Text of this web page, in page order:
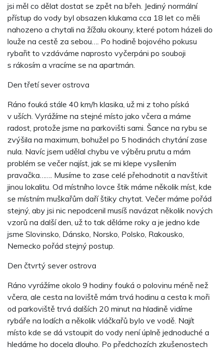
jsi měl co dělat dostat se zpět na břeh. Jediný normální
přístup do vody byl obsazen klukama cca 18 let co měli
nahozeno a chytali na žížalu okouny, které potom házeli do
louže na cestě za sebou…. Po hodině bojového pokusu
rybařit to vzdáváme naprosto vyčerpáni po souboji
s rákosím a vracíme se na apartmán.
Den třetí sever ostrova
Ráno fouká stále 40 km/h klasika, už mi z toho píská
v uších. Vyrážíme na stejné místo jako včera a máme
radost, protože jsme na parkovišti sami. Šance na rybu se
zvýšila na maximum, bohužel po 5 hodinách chytání zase
nula. Navíc jsem udělal chybu ve výběru prutu a mám
problém se večer najíst, jak se mi klepe vysílením
pravačka……. Musíme to zase celé přehodnotit a navštívit
jinou lokalitu. Od místního lovce štik máme několik míst, kde
se místním muškařům daří štiky chytat. Večer máme pořád
stejný, aby jsi nic nepodcenil musíš navázat několik nových
vzorů na další den, už to tak děláme roky a je jedno kde
jsme Slovinsko, Dánsko, Norsko, Polsko, Rakousko,
Nemecko pořád stejný postup.
Den čtvrtý sever ostrova
Ráno vyrážíme okolo 9 hodiny fouká o polovinu méně než
včera, ale cesta na loviště mám trvá hodinu a cesta k moři
od parkoviště trvá dalších 20 minut na hladině vidíme
rybáře na lodích a několik vláčkařů bylo ve vodě. Najít
místo kde se dá vstoupit do vody není úplně jednoduché a
hledáme ho docela dlouho. Po předchozích zkušenostech